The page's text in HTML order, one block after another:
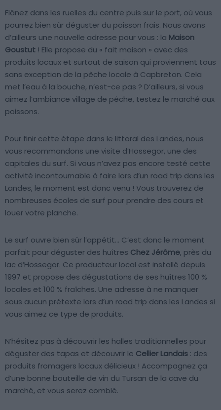
Flânez dans les ruelles du centre puis sur le port, où vous
pourrez bien sûr déguster du poisson frais. Nous avons
d’ailleurs une nouvelle adresse pour vous : la Maison
Goustut ! Elle propose du « fait maison » avec des
produits locaux et surtout de saison qui proviennent tous
sans exception de la pêche locale à Capbreton. Cela
met l’eau à la bouche, n’est-ce pas ? D’ailleurs, si vous
aimez l’ambiance village de pêche, testez le marché aux
poissons.
Pour finir cette étape dans le littoral des Landes, nous
vous recommandons une visite d’Hossegor, une des
capitales du surf. Si vous n’avez pas encore testé cette
activité incontournable à faire lors d’un road trip dans les
Landes, le moment est donc venu ! Vous trouverez de
nombreuses écoles de surf pour prendre des cours et
louer votre planche.
Le surf ouvre bien sûr l’appétit… C’est donc le moment
parfait pour déguster des huîtres Chez Jérôme, près du
lac d’Hossegor. Ce producteur local est installé depuis
1997 et propose des dégustations de ses huîtres 100 %
locales et 100 % fraîches. Une adresse à ne manquer
sous aucun prétexte lors d’un road trip dans les Landes si
vous aimez ce type de produits.
N’hésitez pas à découvrir les halles traditionnelles pour
déguster des tapas et découvrir le Cellier Landais : des
produits fromagers locaux délicieux ! Accompagnez ça
d’une bonne bouteille de vin du Tursan de la cave du
marché, et vous serez comblé.